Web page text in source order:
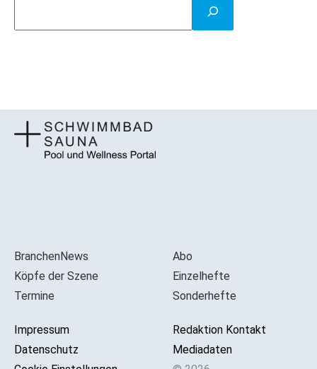
BranchenNews
Köpfe der Szene
Termine
Impressum
Datenschutz
Abo
Einzelhefte
Sonderhefte
Redaktion Kontakt
Mediadaten